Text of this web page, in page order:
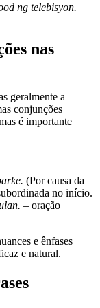
ng telebisyon.
nas
geralmente a
conjunções
é importante
(Por causa da
no início.
– oração
e ênfases
e natural.